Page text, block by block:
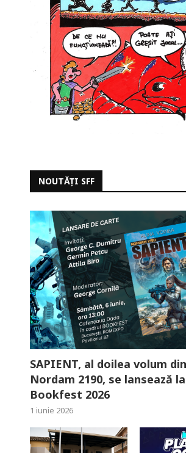
NOUTĂȚI SFF
SAPIENT, al doilea volum
Nordam 2190, se lansează la
Bookfest 2026
1 iunie 2026